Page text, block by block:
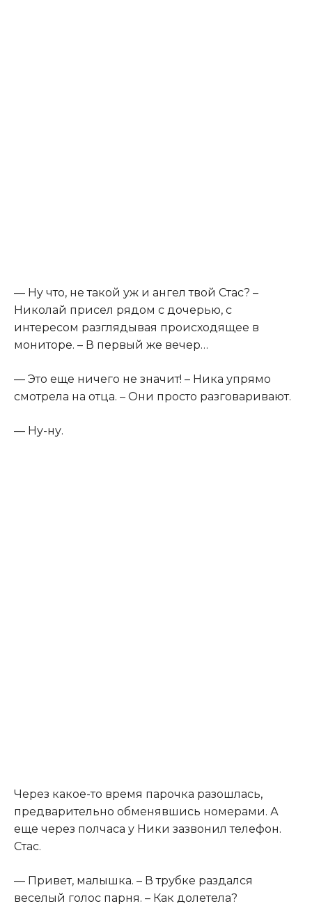
— Ну что, не такой уж и ангел твой Стас? –
Николай присел рядом с дочерью, с
интересом разглядывая происходящее в
мониторе. – В первый же вечер…
— Это еще ничего не значит! – Ника упрямо
смотрела на отца. – Они просто разговаривают.
— Ну-ну.
Через какое-то время парочка разошлась,
предварительно обменявшись номерами. А
еще через полчаса у Ники зазвонил телефон.
Стас.
— Привет, малышка. – В трубке раздался
веселый голос парня. – Как долетела?